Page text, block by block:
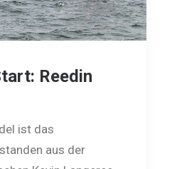
Reedin
ist das
aus der